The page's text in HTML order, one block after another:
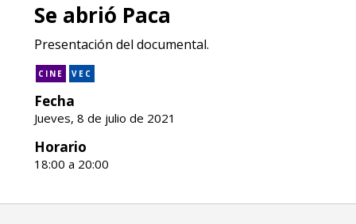
Se abrió Paca
Presentación del documental.
CINE VEC
Fecha
Jueves, 8 de julio de 2021
Horario
18:00 a 20:00